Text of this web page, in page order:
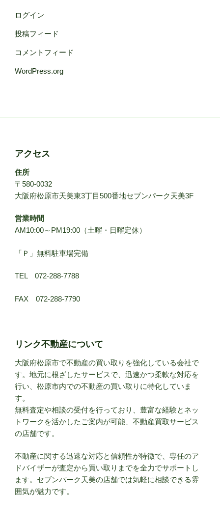
ログイン
投稿フィード
コメントフィード
WordPress.org
アクセス
住所
〒580-0032
大阪府松原市天美東3丁目500番地セブンパーク天美3F
営業時間
AM10:00～PM19:00（土曜・日曜定休）
「Ｐ」無料駐車場完備
TEL 072-288-7788
FAX 072-288-7790
リンク不動産について
大阪府松原市で不動産の買い取りを強化している会社で
す。地元に根ざしたサービスで、迅速かつ柔軟な対応を
行い、松原市内での不動産の買い取りに特化していま
す。
無料査定や相談の受付を行っており、豊富な経験とネッ
トワークを活かしたご案内が可能、不動産買取サービス
の店舗です。
不動産に関する迅速な対応と信頼性が特徴で、専任のア
ドバイザーが査定から買い取りまでを全力でサポートし
ます。セブンパーク天美の店舗では気軽に相談できる雰
囲気が魅力です。